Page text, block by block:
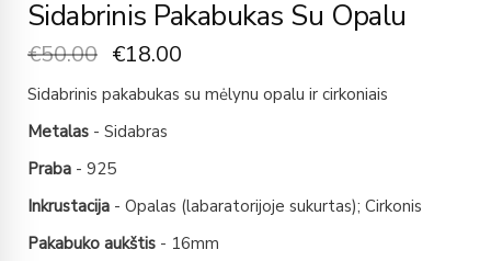
Sidabrinis Pakabukas Su Opalu
€50.00 €18.00
Sidabrinis pakabukas su mėlynu opalu ir cirkoniais
Metalas - Sidabras
Praba - 925
Inkrustacija - Opalas (labaratorijoje sukurtas); Cirkonis
Pakabuko aukštis - 16mm